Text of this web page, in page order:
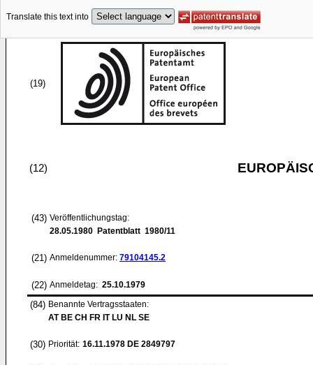
Translate this text into
(19)
(12)
(43) Veröffentlichungstag:
28.05.1980 Patentblatt 1980/11
(21) Anmeldenummer: 79104145.2
(22) Anmeldetag: 25.10.1979
(84) Benannte Vertragsstaaten:
AT BE CH FR IT LU NL SE
(30) Priorität: 16.11.1978 DE 2849797